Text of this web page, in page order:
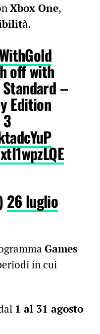
Xbox One,
.
off with
–
Edition
26 luglio
Games
in cui
1 al 31 agosto